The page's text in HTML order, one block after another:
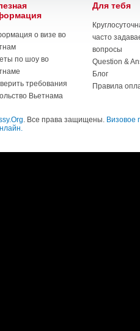
о визе во
по шоу во
требования
Вьетнама
Для тебя
часто
вопросы
Question &
Блог
Правила
. Все права защищены. Визовое